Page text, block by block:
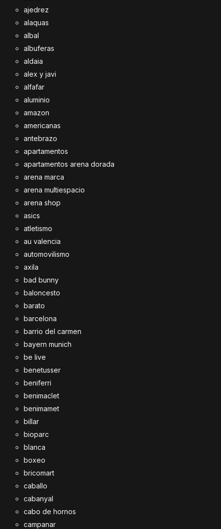
ajedrez
alaquas
albal
albuferas
aldaia
alex y javi
alfafar
aluminio
amazon
americanas
antebrazo
apartamentos
apartamentos arena dorada
arena marca
arena multiespacio
arena shop
asics
atletismo
au valencia
automovilismo
axila
bad bunny
baloncesto
barato
barcelona
barrio del carmen
bayern munich
be live
benetusser
beniferri
benimaclet
benimamet
billar
bioparc
blanca
boxeo
bricomart
caballo
cabanyal
cabo de hornos
campanar